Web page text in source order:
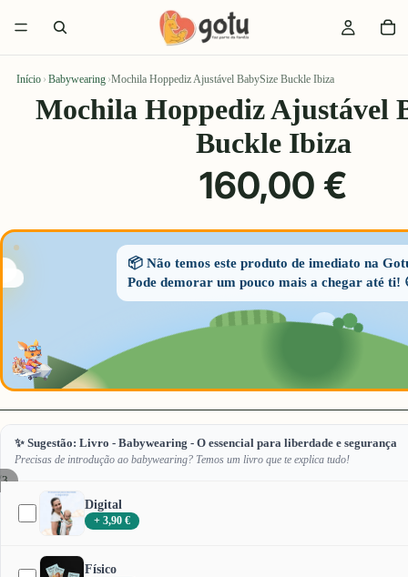
Início › Babywearing ›Mochila Hoppediz Ajustável BabySize Buckle Ibiza
3
Mochila Hoppediz Ajustável
Buckle Ibiza
160,00 €
📦 Não temos este produto de imediato na
Pode demorar um pouco mais a chegar até ti!
✨ Sugestão: Livro - Babywearing - O essencial para liberdade e segurança
Precisas de introdução ao babywearing? Temos um livro que te explica tudo!
Digital
+ 3,90 €
Físico